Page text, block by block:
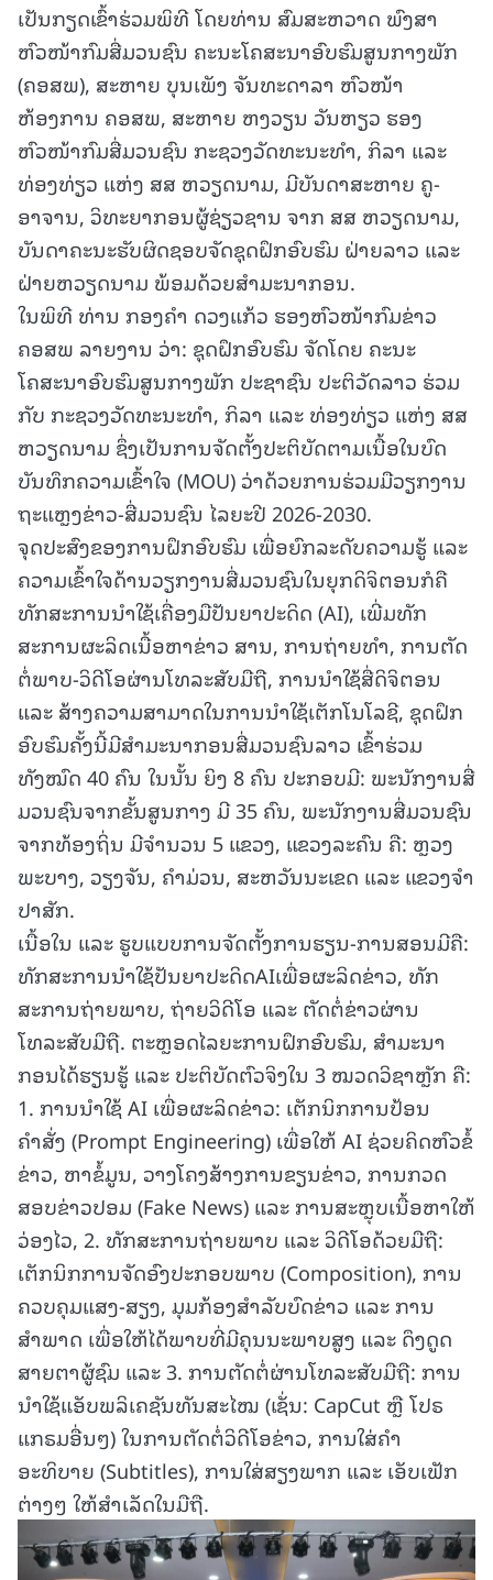
ເປັນກຽດເຂົ້າຮ່ວມພິທີ ໂດຍທ່ານ ສົມສະຫວາດ ພົງສາ
ຫົວໜ້າກົມສື່ມວນຊົນ ຄະນະໂຄສະນາອົບຮົມສູນກາງພັກ
(ຄອສພ), ສະຫາຍ ບຸນເພັງ ຈັນທະດາລາ ຫົວໜ້າ
ຫ້ອງການ ຄອສພ, ສະຫາຍ ຫງວຽນ ວັນຫຽວ ຮອງ
ຫົວໜ້າກົມສື່ມວນຊົນ ກະຊວງວັດທະນະທຳ, ກິລາ ແລະ
ທ່ອງທ່ຽວ ແຫ່ງ ສສ ຫວຽດນາມ, ມີບັນດາສະຫາຍ ຄູ-
ອາຈານ, ວິທະຍາກອນຜູ້ຊ່ຽວຊານ ຈາກ ສສ ຫວຽດນາມ,
ບັນດາຄະນະຮັບຜິດຊອບຈັດຊຸດຝຶກອົບຮົມ ຝ່າຍລາວ ແລະ
ຝ່າຍຫວຽດນາມ ພ້ອມດ້ວຍສໍາມະນາກອນ.
ໃນພິທີ ທ່ານ ກອງຄໍາ ດວງແກ້ວ ຮອງຫົວໜ້າກົມຂ່າວ
ຄອສພ ລາຍງານ ວ່າ: ຊຸດຝຶກອົບຮົມ ຈັດໂດຍ ຄະນະ
ໂຄສະນາອົບຮົມສູນກາງພັກ ປະຊາຊົນ ປະຕິວັດລາວ ຮ່ວມ
ກັບ ກະຊວງວັດທະນະທຳ, ກິລາ ແລະ ທ່ອງທ່ຽວ ແຫ່ງ ສສ
ຫວຽດນາມ ຊຶ່ງເປັນການຈັດຕັ້ງປະຕິບັດຕາມເນື້ອໃນບົດ
ບັນທຶກຄວາມເຂົ້າໃຈ (MOU) ວ່າດ້ວຍການຮ່ວມມືວຽກງານ
ຖະແຫຼງຂ່າວ-ສື່ມວນຊົນ ໄລຍະປີ 2026-2030.
ຈຸດປະສົງຂອງການຝຶກອົບຮົມ ເພື່ອຍົກລະດັບຄວາມຮູ້ ແລະ
ຄວາມເຂົ້າໃຈດ້ານວຽກງານສື່ມວນຊົນໃນຍຸກດິຈິຕອນກໍຄື
ທັກສະການນໍາໃຊ້ເຄື່ອງມືປັນຍາປະດິດ (AI), ເພີ່ມທັກ
ສະການຜະລິດເນື້ອຫາຂ່າວ ສານ, ການຖ່າຍທຳ, ການຕັດ
ຕໍ່ພາບ-ວິດີໂອຜ່ານໂທລະສັບມືຖື, ການນໍາໃຊ້ສື່ດິຈິຕອນ
ແລະ ສ້າງຄວາມສາມາດໃນການນຳໃຊ້ເຕັກໂນໂລຊີ, ຊຸດຝຶກ
ອົບຮົມຄັ້ງນີ້ມີສໍາມະນາກອນສື່ມວນຊົນລາວ ເຂົ້າຮ່ວມ
ທັງໝົດ 40 ຄົນ ໃນນັ້ນ ຍິງ 8 ຄົນ ປະກອບມີ: ພະນັກງານສື່
ມວນຊົນຈາກຂັ້ນສູນກາງ ມີ 35 ຄົນ, ພະນັກງານສື່ມວນຊົນ
ຈາກທ້ອງຖິ່ນ ມີຈຳນວນ 5 ແຂວງ, ແຂວງລະຄົນ ຄື: ຫຼວງ
ພະບາງ, ວຽງຈັນ, ຄໍາມ່ວນ, ສະຫວັນນະເຂດ ແລະ ແຂວງຈໍາ
ປາສັກ.
ເນື້ອໃນ ແລະ ຮູບແບບການຈັດຕັ້ງການຮຽນ-ການສອນມີຄື:
ທັກສະການນຳໃຊ້ປັນຍາປະດິດAIເພື່ອຜະລິດຂ່າວ, ທັກ
ສະການຖ່າຍພາບ, ຖ່າຍວິດີໂອ ແລະ ຕັດຕໍ່ຂ່າວຜ່ານ
ໂທລະສັບມືຖື. ຕະຫຼອດໄລຍະການຝຶກອົບຮົມ, ສໍາມະນາ
ກອນໄດ້ຮຽນຮູ້ ແລະ ປະຕິບັດຕົວຈິງໃນ 3 ໝວດວິຊາຫຼັກ ຄື:
1. ການນຳໃຊ້ AI ເພື່ອຜະລິດຂ່າວ: ເຕັກນິກການປ້ອນ
ຄຳສັ່ງ (Prompt Engineering) ເພື່ອໃຫ້ AI ຊ່ວຍຄິດຫົວຂໍ້
ຂ່າວ, ຫາຂໍ້ມູນ, ວາງໂຄງສ້າງການຂຽນຂ່າວ, ການກວດ
ສອບຂ່າວປອມ (Fake News) ແລະ ການສະຫຼຸບເນື້ອຫາໃຫ້
ວ່ອງໄວ, 2. ທັກສະການຖ່າຍພາບ ແລະ ວິດີໂອດ້ວຍມືຖື:
ເຕັກນິກການຈັດອົງປະກອບພາບ (Composition), ການ
ຄວບຄຸມແສງ-ສຽງ, ມຸມກ້ອງສຳລັບບົດຂ່າວ ແລະ ການ
ສຳພາດ ເພື່ອໃຫ້ໄດ້ພາບທີ່ມີຄຸນນະພາບສູງ ແລະ ດຶງດູດ
ສາຍຕາຜູ້ຊົມ ແລະ 3. ການຕັດຕໍ່ຜ່ານໂທລະສັບມືຖື: ການ
ນຳໃຊ້ແອັບພລິເຄຊັນທັນສະໄໝ (ເຊັ່ນ: CapCut ຫຼື ໂປຣ
ແກຣມອື່ນໆ) ໃນການຕັດຕໍ່ວິດີໂອຂ່າວ, ການໃສ່ຄຳ
ອະທິບາຍ (Subtitles), ການໃສ່ສຽງພາກ ແລະ ເອັບເຟັກ
ຕ່າງໆ ໃຫ້ສຳເລັດໃນມືຖື.